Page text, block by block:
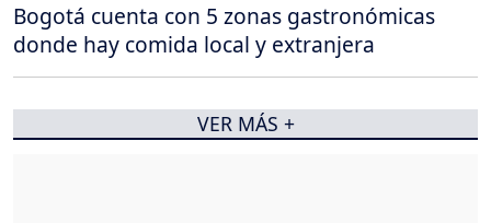
Bogotá cuenta con 5 zonas gastronómicas
donde hay comida local y extranjera
VER MÁS +